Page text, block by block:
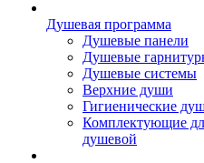
Душевая программа
Душевые панели
Душевые
Душевые системы
Верхние души
Гигиенические
Комплектующие
душевой